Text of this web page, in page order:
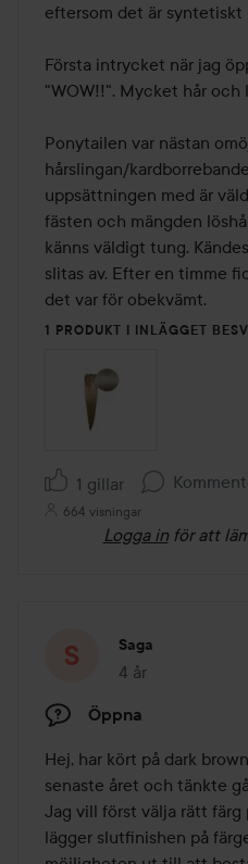
eftersom det är syntetiskt
Första intrycket när jag
"WOW!!". Mycket hår och
Ponytailen var nästan
hårslingan/
uppsättningen med är
fästen och mängden
känns väldigt tung.
slitas av. Efter en timme
1 PRODUKT I INLÄGGET
1 gillar
664 visningar
Logga in för att
Saga
4 år
Inlägget
Öppna
Hej, har kört på dark
senaste året och tänkte
Jag vill först välja rätt färg
lägger slutfinishen på